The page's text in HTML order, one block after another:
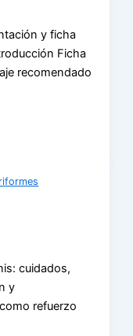
y ficha
Ficha
recomendado
cuidados,
y
refuerzo